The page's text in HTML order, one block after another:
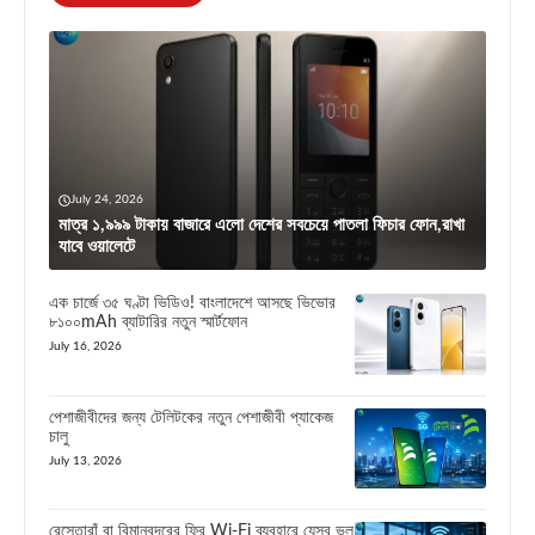
July 24, 2026
মাত্র ১,৯৯৯ টাকায় বাজারে এলো দেশের সবচেয়ে পাতলা ফিচার ফোন,রাখা
যাবে ওয়ালেটে
এক চার্জে ৩৫ ঘণ্টা ভিডিও! বাংলাদেশে আসছে ভিভোর
৮১০০mAh ব্যাটারির নতুন স্মার্টফোন
July 16, 2026
পেশাজীবীদের জন্য টেলিটকের নতুন পেশাজীবী প্যাকেজ
চালু
July 13, 2026